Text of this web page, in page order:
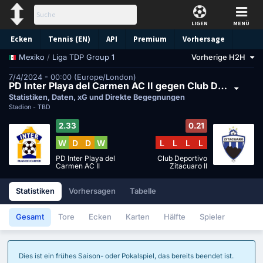
LIGEN MENÜ
Ecken Tennis (EN) API Premium Vorhersage
Mexiko / Liga TDP Group 1 Vorherige H2H
7/4/2024 - 00:00 (Europe/London)
PD Inter Playa del Carmen AC II gegen Club Deportivo Zitacuaro II
Statistiken, Daten, xG und Direkte Begegnungen
Stadion - TBD
2.33
W D D W
PD Inter Playa del
Carmen AC II
0.21
L L L L
Club Deportivo
Zitacuaro II
Statistiken Vorhersagen Tabelle
Gesamt Tore Ecken Karten Hälfte Spieler
Dies ist ein frühes Saison- oder Pokalspiel, das bereits beendet ist.